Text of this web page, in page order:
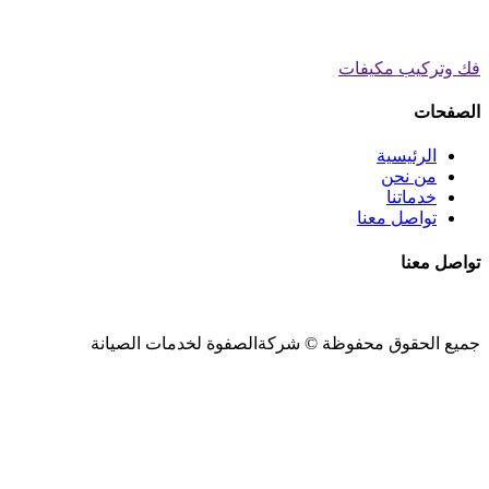
فك وتركيب مكيفات
الصفحات
الرئيسية
من نحن
خدماتنا
تواصل معنا
تواصل معنا
جميع الحقوق محفوظة © شركةالصفوة لخدمات الصيانة